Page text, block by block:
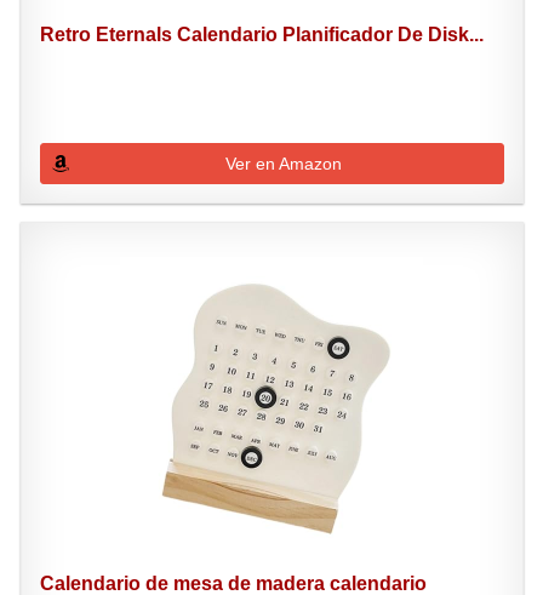
Retro Eternals Calendario Planificador De Disk...
Ver en Amazon
Calendario de mesa de madera calendario